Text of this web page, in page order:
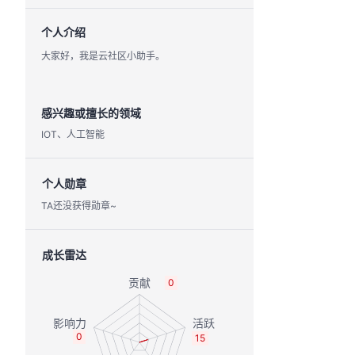
个人介绍
大家好，我是云社区小助手。
感兴趣或擅长的领域
IOT、人工智能
个人勋章
TA还没获得勋章~
成长雷达
0
15
0